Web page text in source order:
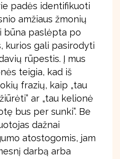
padės identifikuoti
amžiaus žmonių
būna paslėpta po
kurios gali pasirodyti
rūpestis. Į mus
teigia, kad iš
frazių, kaip „tau
ar „tau kelionė
bus per sunki”. Be
dažnai
atostogomis, jam
darbą arba